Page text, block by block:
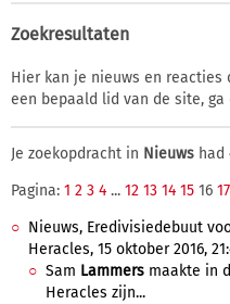
Zoekresultaten
Hier kan je nieuws en reacties
een bepaald lid van de site, ga
Je zoekopdracht in Nieuws had
Pagina: 1 2 3 4 ... 12 13 14 15 16 17
Nieuws, Eredivisiedebuut
Heracles, 15 oktober 2016,
Sam Lammers maakte in
Heracles zijn...